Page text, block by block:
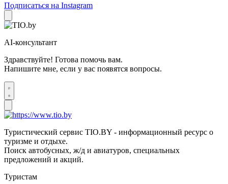
Подписаться на Instagram
AI-консультант
Здравствуйте! Готова помочь вам.
Напишите мне, если у вас появятся вопросы.
Туристический сервис TIO.BY - информационный ресурс о
туризме и отдыхе.
Поиск автобусных, ж/д и авиатуров, специальных
предложений и акций.
Туристам